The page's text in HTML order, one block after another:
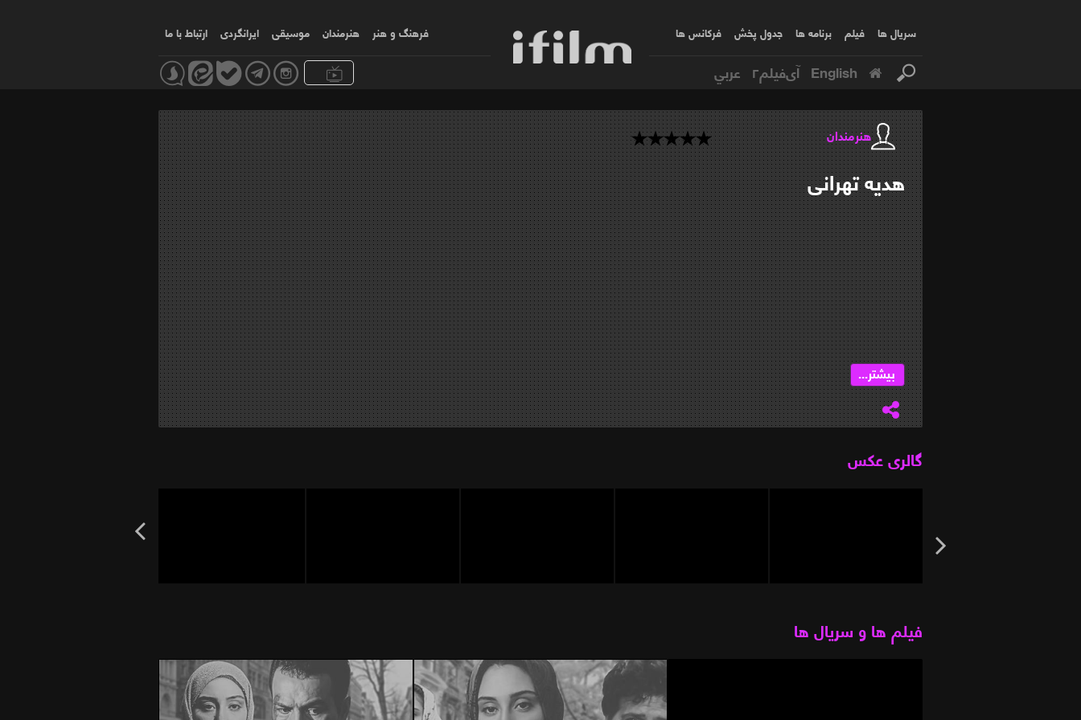
سریال ها فیلم برنامه ها جدول پخش فرکانس ها فرهنگ و هنر هنرمندان موسیقی ایرانگردی ارتباط با ما
English آی‌فیلم۲ عربي
هنرمندان
هدیهتهرانی
بیشتر...
گالری عکس
فیلم ها و سریال ها